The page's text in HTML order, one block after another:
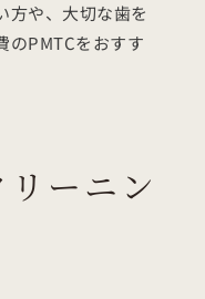
方や、大切な歯を
のPMTCをおすす
ーニン